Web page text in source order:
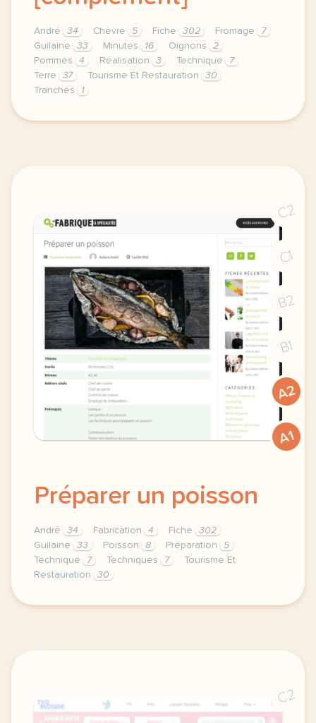
André 34 Chèvre 5 Fiche 302 Fromage
7
Guilaine
33 Minutes 16 Oignons
2
Pommes
4 Réalisation 3 Technique
7
Terre
37 Tourisme Et Restauration
30
Tranches
1
theme tourisme et restauration duree 60 minutes
C2
C1
B2
B1
A2
A1
Préparer un poisson
André 34 Fabrication 4 Fiche
302
Guilaine
33 Poisson 8 Préparation
5
Technique
7 Techniques 7
Tourisme Et
Restauration
30
theme tourisme et restauration duree 60
C2